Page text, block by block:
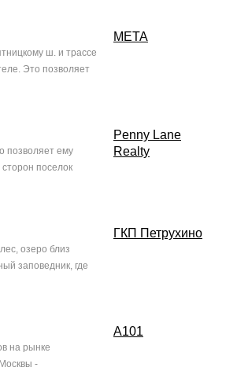
ш. и трассе
Это позволяет
МЕТА
позволяет ему
поселок
Penny Lane
Realty
озеро близ
заповедник, где
ГКП Петрухино
на рынке
-
А101